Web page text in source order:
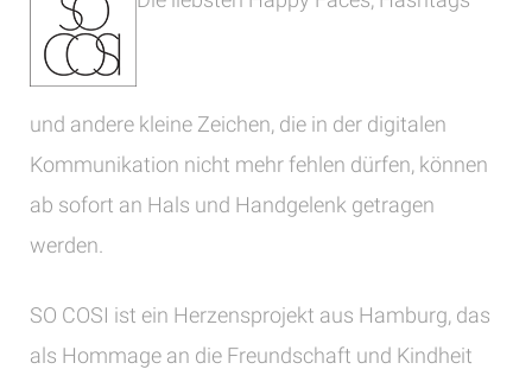
und andere kleine Zeichen, die in der digitalen
Kommunikation nicht mehr fehlen dürfen, können
ab sofort an Hals und Handgelenk getragen
werden.
SO COSI ist ein Herzensprojekt aus Hamburg, das
als Hommage an die Freundschaft und Kindheit